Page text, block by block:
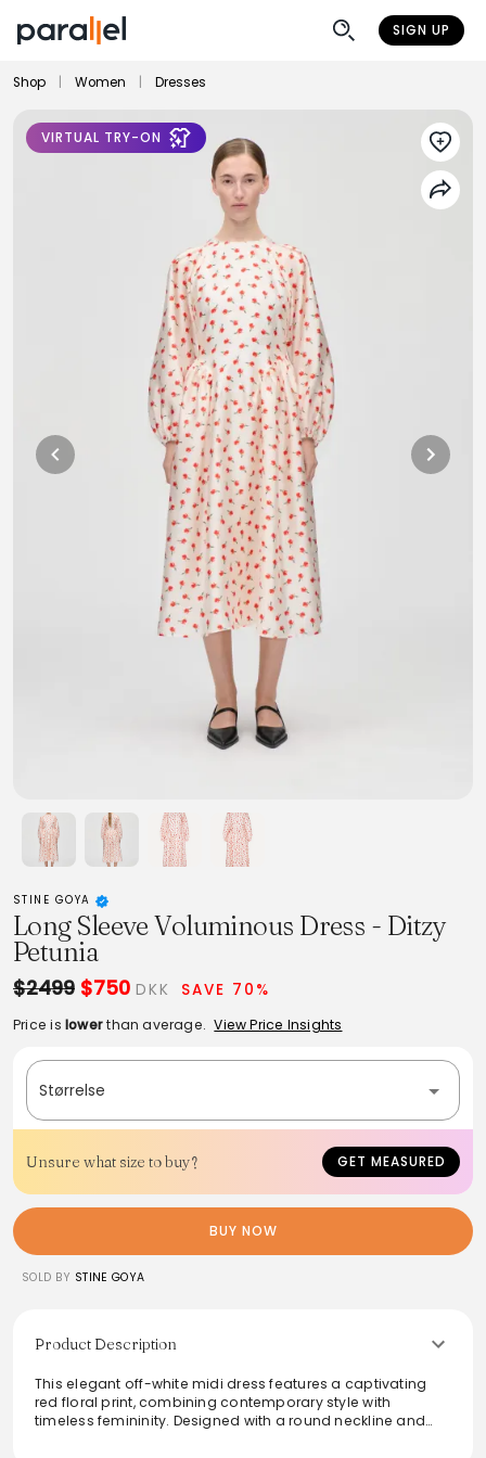
SIGN UP
Shop Women Dresses
VIRTUAL TRY-ON
STINE GOYA
Long Sleeve Voluminous Dress - Ditzy
Petunia
$2499 $750 DKK SAVE 70%
Price is lowerthan average. View Price Insights
Størrelse
Unsure what size to buy? GET MEASURED
BUY NOW
SOLD BY STINE GOYA
Product Description
This elegant off-white midi dress features a captivating
red floral print, combining contemporary style with
timeless femininity. Designed with a round neckline and